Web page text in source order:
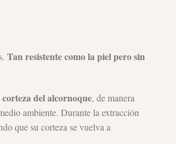
Tan resistente como la piel pero sin
corteza del alcornoque, de manera
ambiente. Durante la extracción
que su corteza se vuelva a